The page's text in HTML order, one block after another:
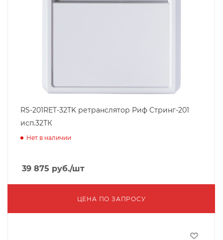
RS-201RET-32TK ретранслятор Риф Стринг-201
исп.32ТК
Нет в наличии
39 875 руб./шт
ЦЕНА ПО ЗАПРОСУ